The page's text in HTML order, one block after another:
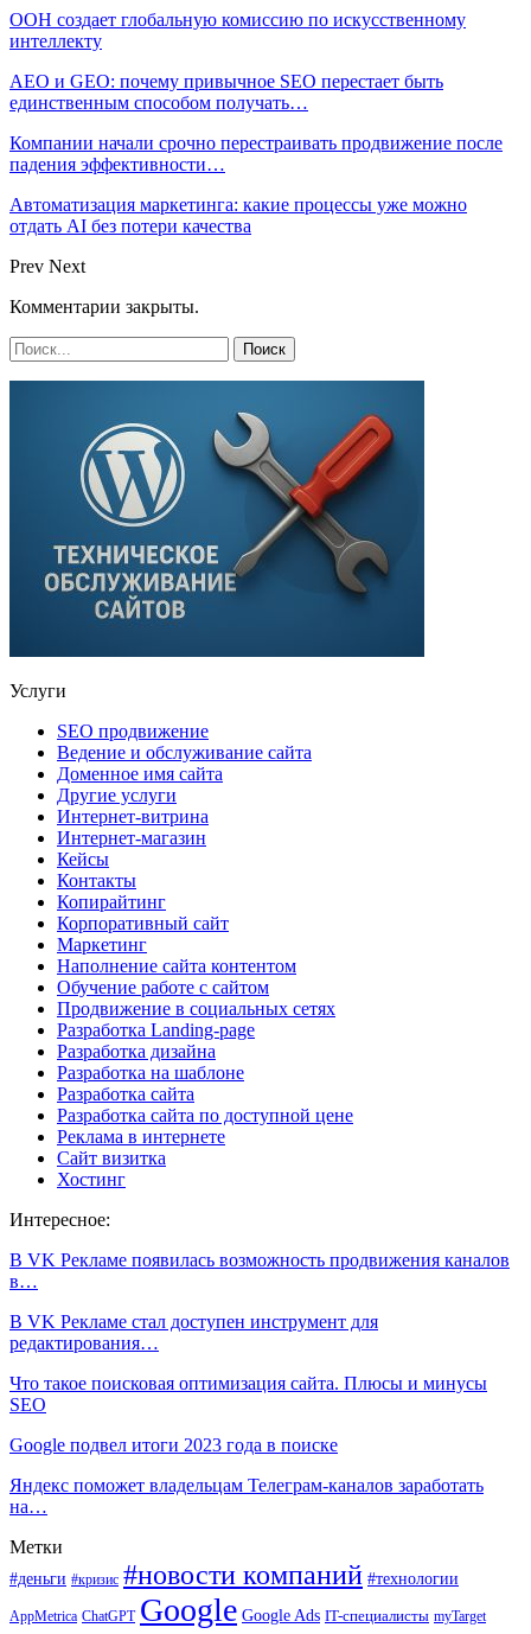
ООН создает глобальную комиссию по искусственному
интеллекту
AEO и GEO: почему привычное SEO перестает быть
единственным способом получать…
Компании начали срочно перестраивать продвижение после
падения эффективности…
Автоматизация маркетинга: какие процессы уже можно
отдать AI без потери качества
Prev Next
Комментарии закрыты.
Услуги
SEO продвижение
Ведение и обслуживание сайта
Доменное имя сайта
Другие услуги
Интернет-витрина
Интернет-магазин
Кейсы
Контакты
Копирайтинг
Корпоративный сайт
Маркетинг
Наполнение сайта контентом
Обучение работе с сайтом
Продвижение в социальных сетях
Разработка Landing-page
Разработка дизайна
Разработка на шаблоне
Разработка сайта
Разработка сайта по доступной цене
Реклама в интернете
Сайт визитка
Хостинг
Интересное:
В VK Рекламе появилась возможность продвижения каналов
в…
В VK Рекламе стал доступен инструмент для
редактирования…
Что такое поисковая оптимизация сайта. Плюсы и минусы
SEO
Google подвел итоги 2023 года в поиске
Яндекс поможет владельцам Телеграм-каналов заработать
на…
Метки
#деньги #кризис #новости компаний #технологии
AppMetrica ChatGPT Google Google Ads IT-специалисты myTarget